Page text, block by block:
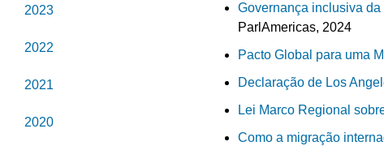
2023
2022
2021
2020
Governança inclusiva
ParlAmericas, 2024
Pacto Global para uma
Declaração de Los
Lei Marco Regional
Como a migração